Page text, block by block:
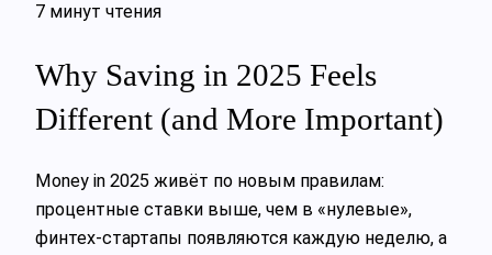
7 минут чтения
Why Saving in 2025 Feels
Different (and More Important)
Money in 2025 живёт по новым правилам:
процентные ставки выше, чем в «нулевые»,
финтех‑стартапы появляются каждую неделю, а